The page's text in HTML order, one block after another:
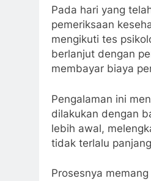
Pada hari yang
pemeriksaan
mengikuti tes
berlanjut dengan
membayar biaya
Pengalaman ini
dilakukan dengan
lebih awal,
tidak terlalu
Prosesnya